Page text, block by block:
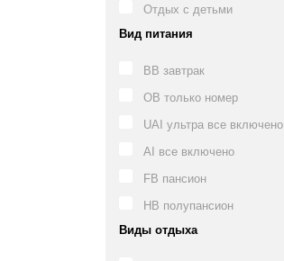
Отдых с детьми
Вид питания
BB завтрак
OB только номер
UAI ультра все включено
AI все включено
FB пансион
HB полупансион
Виды отдыха